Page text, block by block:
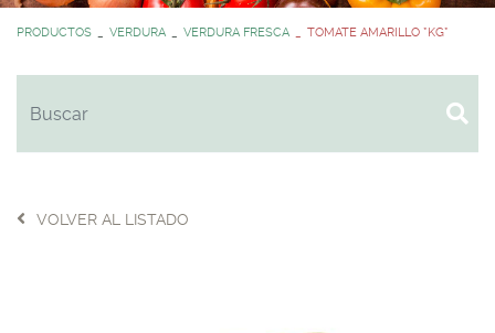
PRODUCTOS VERDURA VERDURA FRESCA TOMATE AMARILLO *KG*
VOLVER AL LISTADO